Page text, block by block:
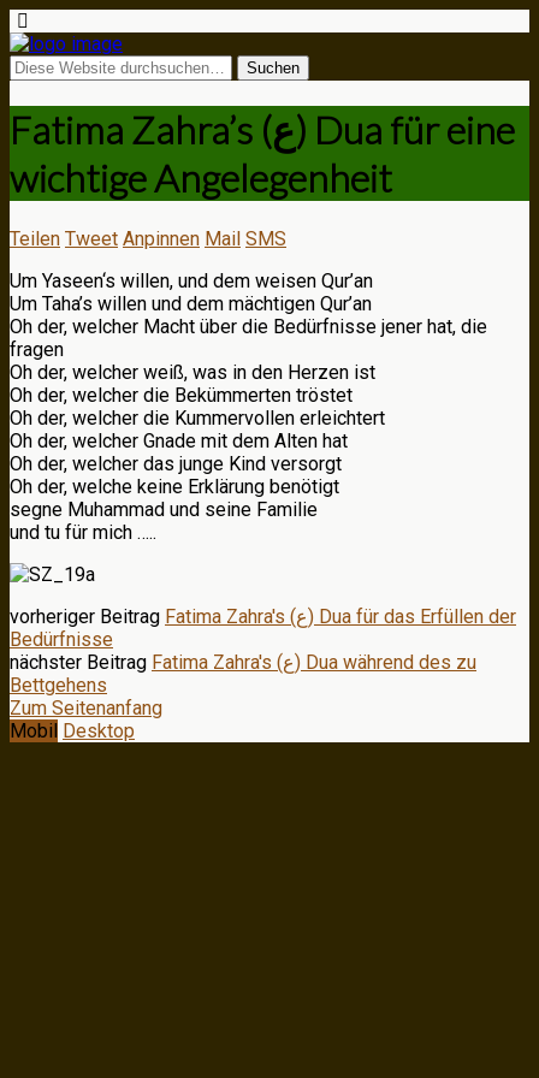
Fatima Zahra’s (ع) Dua für eine
wichtige Angelegenheit
Teilen Tweet Anpinnen Mail SMS
Um Yaseen‘s willen, und dem weisen Qur’an
Um Taha’s willen und dem mächtigen Qur’an
Oh der, welcher Macht über die Bedürfnisse jener hat, die
fragen
Oh der, welcher weiß, was in den Herzen ist
Oh der, welcher die Bekümmerten tröstet
Oh der, welcher die Kummervollen erleichtert
Oh der, welcher Gnade mit dem Alten hat
Oh der, welcher das junge Kind versorgt
Oh der, welche keine Erklärung benötigt
segne Muhammad und seine Familie
und tu für mich …..
vorheriger Beitrag Fatima Zahra's (ع) Dua für das Erfüllen der
Bedürfnisse
nächster Beitrag Fatima Zahra's (ع) Dua während des zu
Bettgehens
Zum Seitenanfang
Mobil Desktop